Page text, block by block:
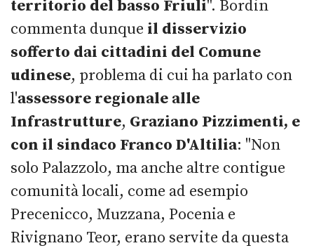
territorio del basso Friuli". Bordin
commenta dunque il disservizio
sofferto dai cittadini del Comune
udinese, problema di cui ha parlato con
l'assessore regionale alle
Infrastrutture, Graziano Pizzimenti, e
con il sindaco Franco D'Altilia: "Non
solo Palazzolo, ma anche altre contigue
comunità locali, come ad esempio
Precenicco, Muzzana, Pocenia e
Rivignano Teor, erano servite da questa